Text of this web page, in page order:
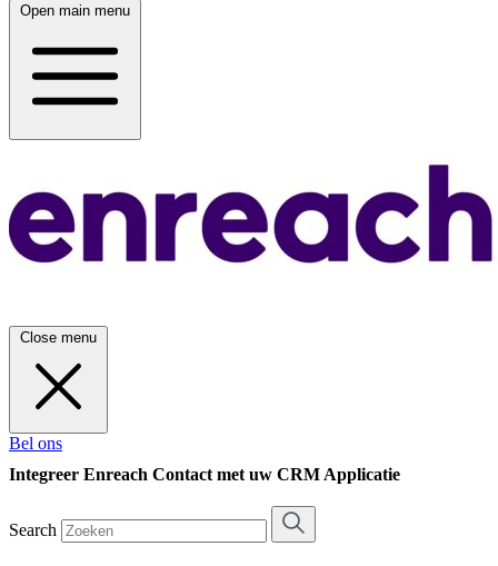
Open main menu
Close menu
Bel ons
Integreer Enreach Contact met uw CRM Applicatie
Search